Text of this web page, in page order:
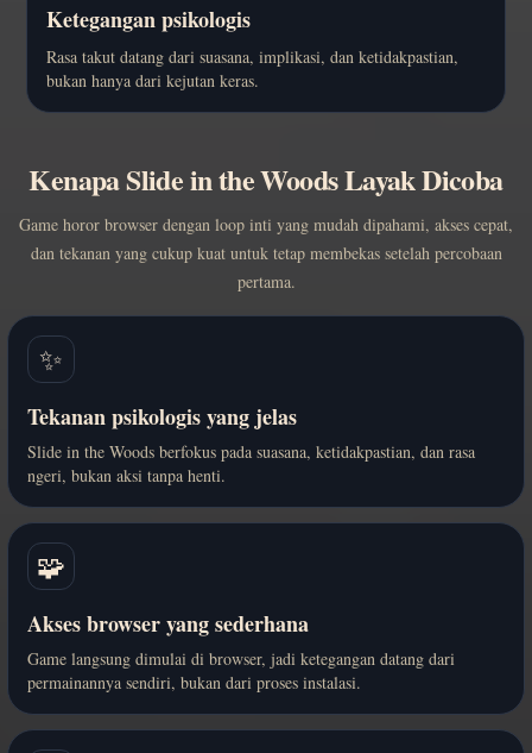
Ketegangan psikologis
Rasa takut datang dari suasana, implikasi, dan ketidakpastian,
bukan hanya dari kejutan keras.
Kenapa Slide in the Woods Layak Dicoba
Game horor browser dengan loop inti yang mudah dipahami, akses cepat,
dan tekanan yang cukup kuat untuk tetap membekas setelah percobaan
pertama.
✨
Tekanan psikologis yang jelas
Slide in the Woods berfokus pada suasana, ketidakpastian, dan rasa
ngeri, bukan aksi tanpa henti.
🧩
Akses browser yang sederhana
Game langsung dimulai di browser, jadi ketegangan datang dari
permainannya sendiri, bukan dari proses instalasi.